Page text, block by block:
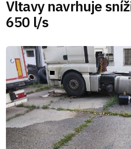
Vltavy navrhuje
650 l/s